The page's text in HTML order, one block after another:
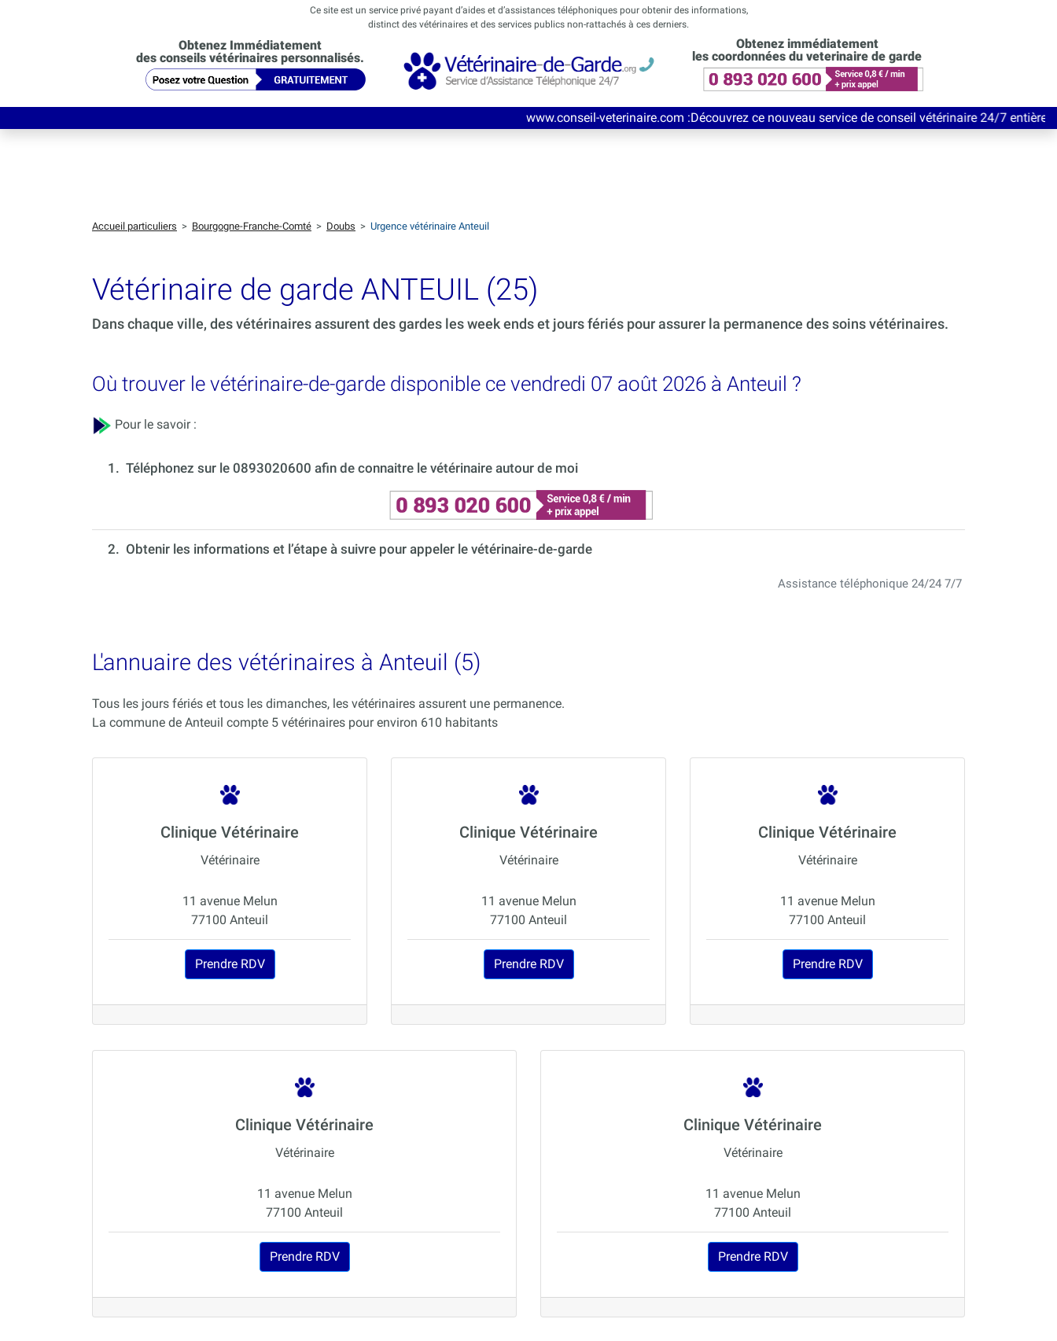
Ce site est un service privé payant d’aides et d’assistances téléphoniques pour obtenir des informations,
distinct des vétérinaires et des services publics non-rattachés à ces derniers.
Obtenez Immédiatement
des conseils vétérinaires personnalisés.
Obtenez immédiatement
les coordonnées du veterinaire de garde
www.conseil-veterinaire.com:Découvrez ce nouveau service de conseil vétérinaire 24/7 entièrement Gratuit
Accueil particuliers > Bourgogne-Franche-Comté > Doubs > Urgence vétérinaire Anteuil
Vétérinaire de garde ANTEUIL (25)
Dans chaque ville, des vétérinaires assurent des gardes les week ends et jours fériés pour assurer la permanence des soins vétérinaires.
Où trouver le vétérinaire-de-garde disponible ce vendredi 07 août 2026 à Anteuil ?
Pour le savoir :
1. Téléphonez sur le 0893020600 afin de connaitre le vétérinaire autour de moi
2. Obtenir les informations et l’étape à suivre pour appeler le vétérinaire-de-garde
Assistance téléphonique 24/24 7/7
L'annuaire des vétérinaires à Anteuil (5)
Tous les jours fériés et tous les dimanches, les vétérinaires assurent une permanence.
La commune de Anteuil compte 5 vétérinaires pour environ 610 habitants
Clinique Vétérinaire
Vétérinaire
11 avenue Melun
77100 Anteuil
Prendre RDV
Clinique Vétérinaire
Vétérinaire
11 avenue Melun
77100 Anteuil
Prendre RDV
Clinique Vétérinaire
Vétérinaire
11 avenue Melun
77100 Anteuil
Prendre RDV
Clinique Vétérinaire
Vétérinaire
11 avenue Melun
77100 Anteuil
Prendre RDV
Clinique Vétérinaire
Vétérinaire
11 avenue Melun
77100 Anteuil
Prendre RDV